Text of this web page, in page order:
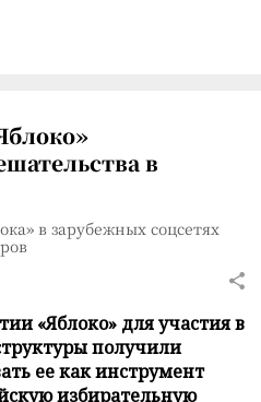
в
в зарубежных соцсетях
«Яблоко» для участия в
получили
ее как инструмент
избирательную